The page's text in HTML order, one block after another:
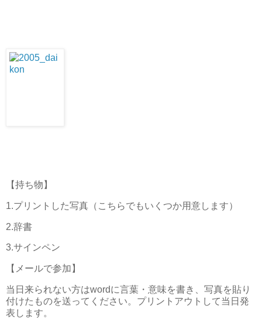
【持ち物】
1.プリントした写真（こちらでもいくつか用意します）
2.辞書
3.サインペン
【メールで参加】
当日来られない方はwordに言葉・意味を書き、写真を貼り
付けたものを送ってください。プリントアウトして当日発
表します。